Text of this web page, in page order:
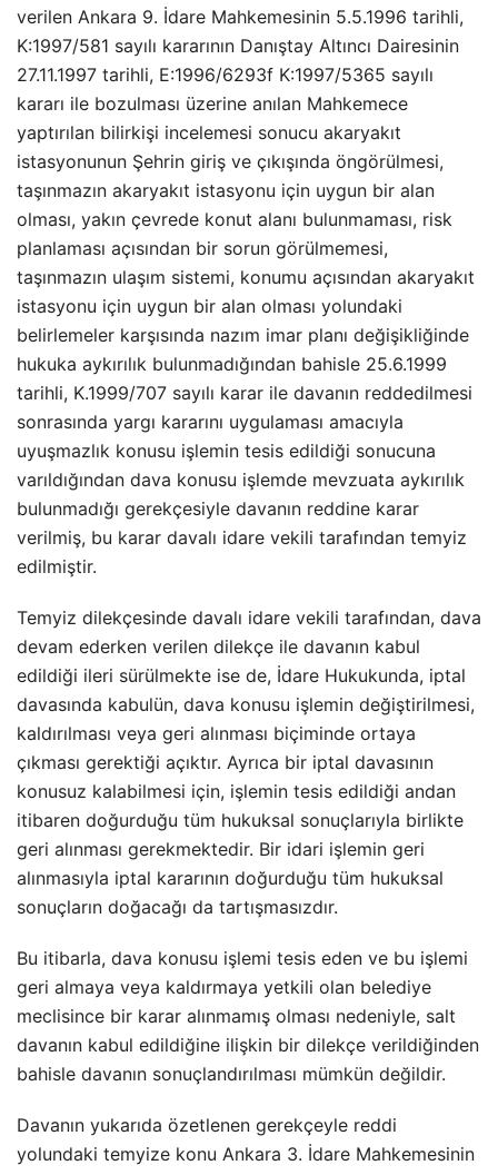
verilen Ankara 9. İdare Mahkemesinin 5.5.1996 tarihli,
K:1997/581 sayılı kararının Danıştay Altıncı Dairesinin
27.11.1997 tarihli, E:1996/6293f K:1997/5365 sayılı
kararı ile bozulması üzerine anılan Mahkemece
yaptırılan bilirkişi incelemesi sonucu akaryakıt
istasyonunun Şehrin giriş ve çıkışında öngörülmesi,
taşınmazın akaryakıt istasyonu için uygun bir alan
olması, yakın çevrede konut alanı bulunmaması, risk
planlaması açısından bir sorun görülmemesi,
taşınmazın ulaşım sistemi, konumu açısından akaryakıt
istasyonu için uygun bir alan olması yolundaki
belirlemeler karşısında nazım imar planı değişikliğinde
hukuka aykırılık bulunmadığından bahisle 25.6.1999
tarihli, K.1999/707 sayılı karar ile davanın reddedilmesi
sonrasında yargı kararını uygulaması amacıyla
uyuşmazlık konusu işlemin tesis edildiği sonucuna
varıldığından dava konusu işlemde mevzuata aykırılık
bulunmadığı gerekçesiyle davanın reddine karar
verilmiş, bu karar davalı idare vekili tarafından temyiz
edilmiştir.
Temyiz dilekçesinde davalı idare vekili tarafından, dava
devam ederken verilen dilekçe ile davanın kabul
edildiği ileri sürülmekte ise de, İdare Hukukunda, iptal
davasında kabulün, dava konusu işlemin değiştirilmesi,
kaldırılması veya geri alınması biçiminde ortaya
çıkması gerektiği açıktır. Ayrıca bir iptal davasının
konusuz kalabilmesi için, işlemin tesis edildiği andan
itibaren doğurduğu tüm hukuksal sonuçlarıyla birlikte
geri alınması gerekmektedir. Bir idari işlemin geri
alınmasıyla iptal kararının doğurduğu tüm hukuksal
sonuçların doğacağı da tartışmasızdır.
Bu itibarla, dava konusu işlemi tesis eden ve bu işlemi
geri almaya veya kaldırmaya yetkili olan belediye
meclisince bir karar alınmamış olması nedeniyle, salt
davanın kabul edildiğine ilişkin bir dilekçe verildiğinden
bahisle davanın sonuçlandırılması mümkün değildir.
Davanın yukarıda özetlenen gerekçeyle reddi
yolundaki temyize konu Ankara 3. İdare Mahkemesinin